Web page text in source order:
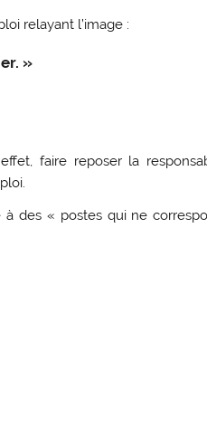
relayant l’image :
»
faire reposer la
des « postes qui ne